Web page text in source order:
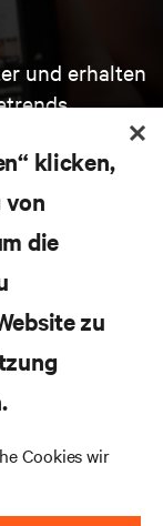
und erhalten
klicken,
von
die
zu
Cookies wir